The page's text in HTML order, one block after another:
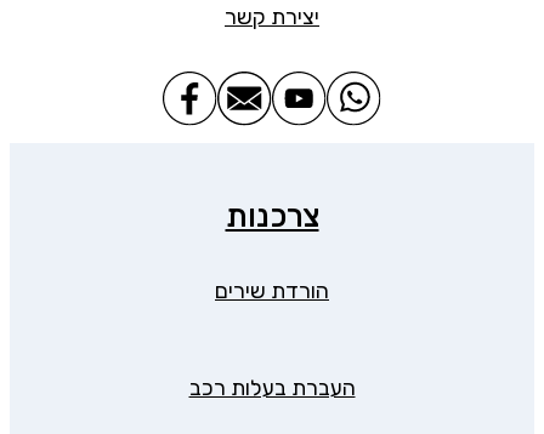
יצירת קשר
צרכנות
הורדת שירים
העברת בעלות רכב